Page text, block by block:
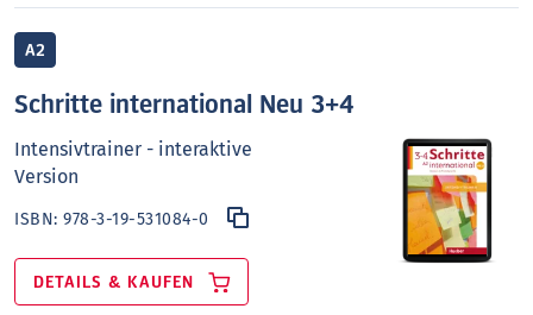
A2
Schritte international Neu 3+4
Intensivtrainer - interaktive
Version
ISBN:978-3-19-531084-0
DETAILS & KAUFEN